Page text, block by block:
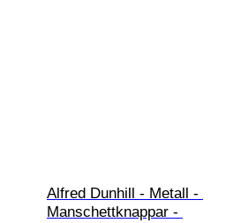
Alfred Dunhill - Metall -
Manschettknappar -